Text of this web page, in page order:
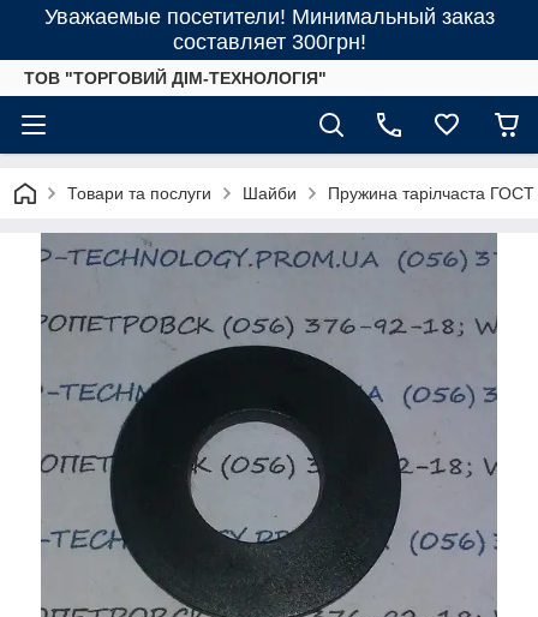
Уважаемые посетители! Минимальный заказ
составляет 300грн!
ТОВ "ТОРГОВИЙ ДІМ-ТЕХНОЛОГІЯ"
Товари та послуги Шайби Пружина тарілчаста